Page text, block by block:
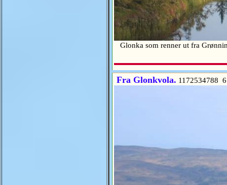
Glonka som renner ut fra
Fra Glonkvola. 1172534788 6